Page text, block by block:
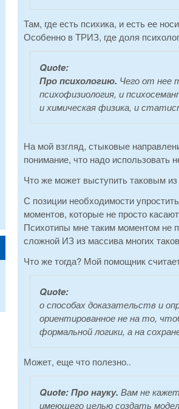
Там, где есть психика, и есть ее
Особенно в ТРИЗ, где доля
Quote:
Про психологию. Чего от нее
психофизиология, и
и химическая физика, и
На мой взгляд, стыковые
понимание, что надо использовать
Что же может выступить таковым из
С позиции необходимости
моментов, которые не просто
Психотипы мне таким моментом не
сложной ИЗ из массива многих
Что же тогда? Мой помощник
Quote:
о способах доказательств и
ориентированное не на то,
формальной логики, а на
Может, еще что полезно..
Quote:Про науку. Вам не
имеющего целью создать